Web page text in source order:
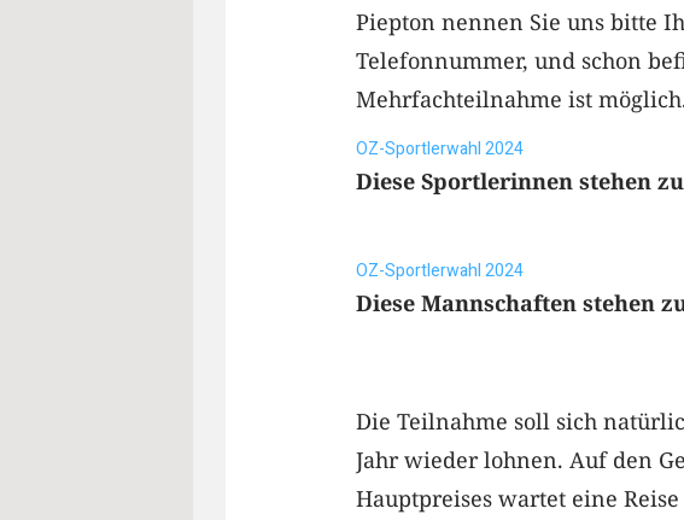
Piepton nennen Sie uns bitte
Telefonnummer, und schon
Mehrfachteilnahme ist
OZ-Sportlerwahl 2024
Diese Sportlerinnen stehen
OZ-Sportlerwahl 2024
Diese Mannschaften stehen
Die Teilnahme soll sich
Jahr wieder lohnen. Auf den
Hauptpreises wartet eine Reise